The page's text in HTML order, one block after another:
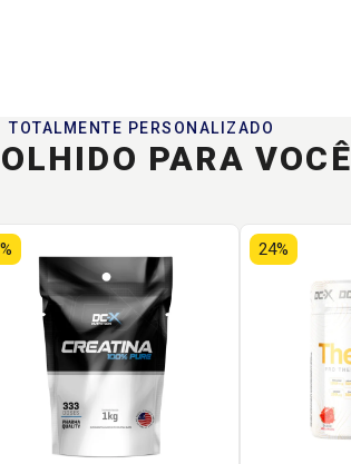
TOTALMENTE PERSONALIZADO
PARA VOCÊ
24%